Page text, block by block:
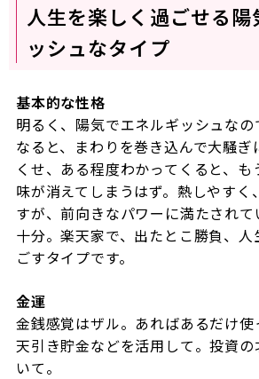
人生を楽しく過ごせる
ッシュなタイプ
基本的な性格
明るく、陽気でエネルギッシュな
なると、まわりを巻き込んで大騒ぎ
くせ、ある程度わかってくると、
味が消えてしまうはず。熱しやすく
すが、前向きなパワーに満たされ
十分。楽天家で、出たとこ勝負、
ごすタイプです。
金運
金銭感覚はザル。あればあるだけ使
天引き貯金などを活用して。投資
いて。